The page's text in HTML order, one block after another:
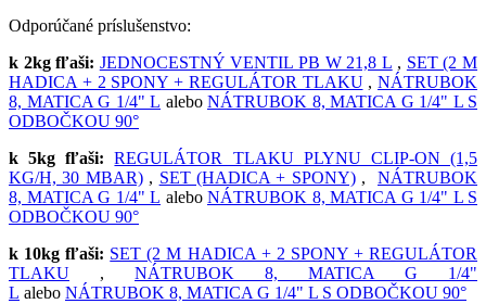
Odporúčané príslušenstvo:
k 2kg fľaši: JEDNOCESTNÝ VENTIL PB W 21,8 L , SET (2 M
HADICA + 2 SPONY + REGULÁTOR TLAKU, NÁTRUBOK
8, MATICA G 1/4" L alebo NÁTRUBOK 8, MATICA G 1/4" L S
ODBOČKOU 90°
k 5kg fľaši:
REGULÁTOR TLAKU PLYNU CLIP-ON (1,5
KG/H, 30 MBAR), SET (HADICA + SPONY),NÁTRUBOK
8, MATICA G 1/4" L alebo NÁTRUBOK 8, MATICA G 1/4" L S
ODBOČKOU 90°
k 10kg fľaši: SET (2 M HADICA + 2 SPONY + REGULÁTOR
TLAKU , NÁTRUBOK 8, MATICA G 1/4"
L alebo NÁTRUBOK 8, MATICA G 1/4" L S ODBOČKOU 90°